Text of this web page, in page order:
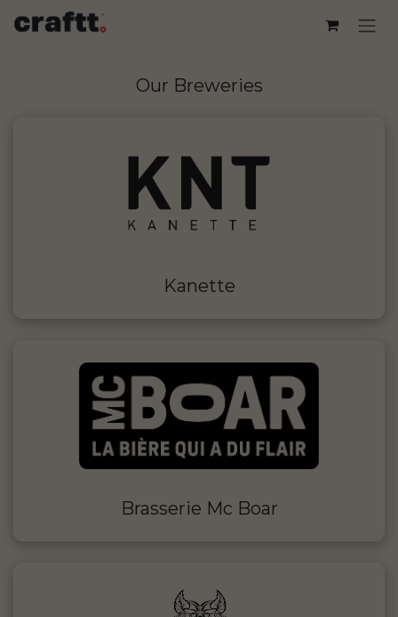
Our Breweries
Kanette
Brasserie Mc Boar